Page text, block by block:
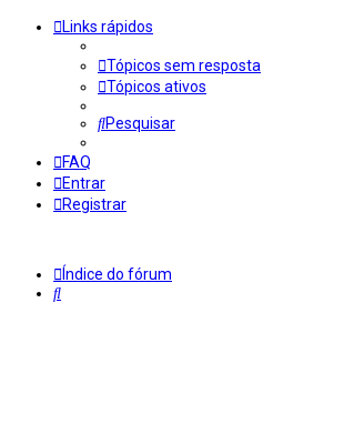
Links rápidos
Tópicos sem resposta
Tópicos ativos
Pesquisar
FAQ
Entrar
Registrar
Índice do fórum
Pesquisar